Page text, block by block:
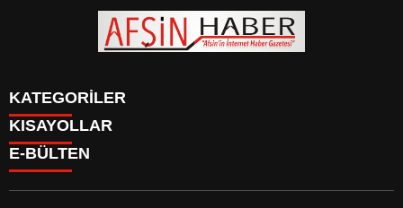
KATEGORİLER
SİYASET
EĞİTİM
KISAYOLLAR
SİYASET
EĞİTİM
E-BÜLTEN